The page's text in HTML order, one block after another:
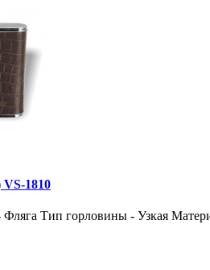
1810
Тип горловины - Узкая